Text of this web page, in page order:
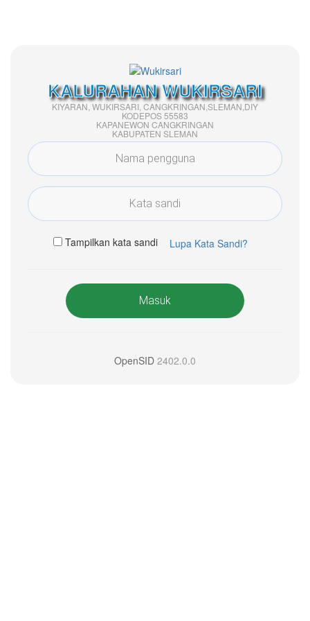
KALURAHAN WUKIRSARI
KIYARAN, WUKIRSARI, CANGKRINGAN,SLEMAN,DIY
KODEPOS 55583
KAPANEWON CANGKRINGAN
KABUPATEN SLEMAN
Tampilkan kata sandi Lupa Kata Sandi?
Masuk
OpenSID 2402.0.0